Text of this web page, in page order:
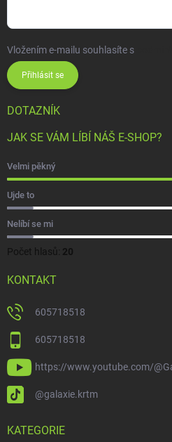
Vložením e-mailu souhlasíte s
Přihlásit se
DOTAZNÍK
JAK SE VÁM LÍBÍ NÁŠ E-SHOP?
Velmi pěkný
Ujde to
Nelíbí se mi
Počet hlasů: 20
KONTAKT
605718518
605718518
https://www.youtube.com/
@galaxie.krtm
KATEGORIE